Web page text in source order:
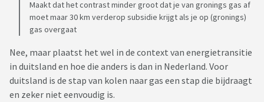
Maakt dat het contrast minder groot dat je van gronings gas af
moet maar 30 km verderop subsidie krijgt als je op (gronings)
gas overgaat
Nee, maar plaatst het wel in de context van energietransitie
in duitsland en hoe die anders is dan in Nederland. Voor
duitsland is de stap van kolen naar gas een stap die bijdraagt
en zeker niet eenvoudig is.